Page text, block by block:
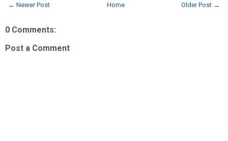
← Newer Post Older Post →
Home
0 Comments:
Post a Comment